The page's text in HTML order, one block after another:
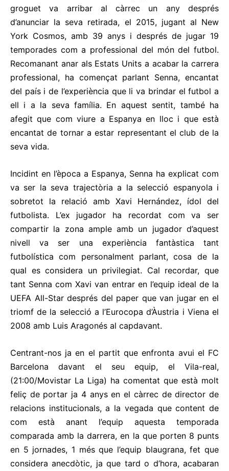
groguet va arribar al càrrec un any després
d’anunciar la seva retirada, el 2015, jugant al New
York Cosmos, amb 39 anys i després de jugar 19
temporades com a professional del món del futbol.
Recomanant anar als Estats Units a acabar la carrera
professional, ha començat parlant Senna, encantat
del país i de l’experiència que li va brindar el futbol a
ell i a la seva família. En aquest sentit, també ha
afegit que com viure a Espanya en lloc i que està
encantat de tornar a estar representant el club de la
seva vida.
Incidint en l’època a Espanya, Senna ha explicat com
va ser la seva trajectòria a la selecció espanyola i
sobretot la relació amb Xavi Hernández, ídol del
futbolista. L’ex jugador ha recordat com va ser
compartir la zona ample amb un jugador d’aquest
nivell va ser una experiència fantàstica tant
futbolística com personalment parlant, cosa de la
qual es considera un privilegiat. Cal recordar, que
tant Senna com Xavi van entrar en l’equip ideal de la
UEFA All-Star després del paper que van jugar en el
triomf de la selecció a l’Eurocopa d’Àustria i Viena el
2008 amb Luis Aragonés al capdavant.
Centrant-nos ja en el partit que enfronta avui el FC
Barcelona davant el seu equip, el Vila-real,
(21:00/Movistar La Liga) ha comentat que està molt
feliç de portar ja 4 anys en el càrrec de director de
relacions institucionals, a la vegada que content de
com està anant l’equip aquesta temporada
comparada amb la darrera, en la que porten 8 punts
en 5 jornades, 1 més que l’equip blaugrana, fet que
considera anecdòtic, ja que tard o d’hora, acabaran